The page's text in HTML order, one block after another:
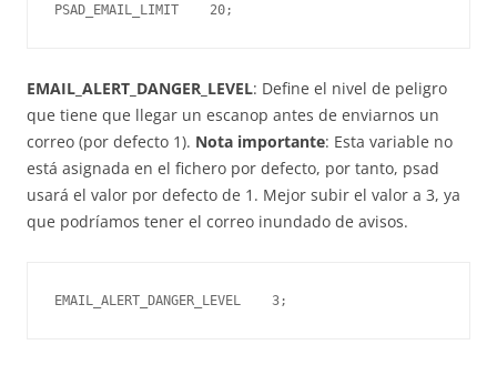
PSAD_EMAIL_LIMIT    20;
EMAIL_ALERT_DANGER_LEVEL: Define el nivel de peligro
que tiene que llegar un escanop antes de enviarnos un
correo (por defecto 1). Nota importante: Esta variable no
está asignada en el fichero por defecto, por tanto, psad
usará el valor por defecto de 1. Mejor subir el valor a 3, ya
que podríamos tener el correo inundado de avisos.
EMAIL_ALERT_DANGER_LEVEL    3;